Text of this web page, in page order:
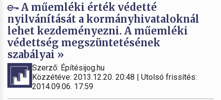
A műemléki érték védetté
nyilvánítását a kormányhivataloknál
lehet kezdeményezni. A műemléki
védettség megszüntetésének
szabályai »
Szerző: Építésijog.hu
Közzétéve: 2013.12.20. 20:48 | Utolsó frissítés:
2014.09.06. 17:59